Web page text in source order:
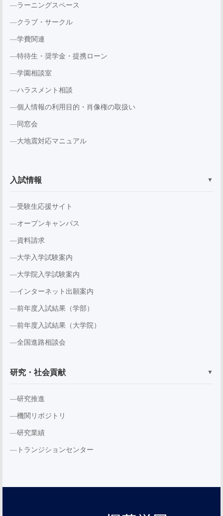
ラーニングスペース
クラブ・サークル
学費関連
特待生・奨学金・提携ローン
学園相談室
ハラスメント相談
個人情報の利用目的・肖像権の取扱い
同窓会
大地震対応マニュアル
入試情報 ▼
受験生応援サイト
オープンキャンパス
資料請求
大学入学試験案内
大学院入学試験案内
インターネット出願案内
前年度入試結果（学部）
前年度入試結果（大学院）
全国進路相談会
研究・社会貢献 ▼
研究推進
機関リポジトリ
研究業績
トランジションセンター